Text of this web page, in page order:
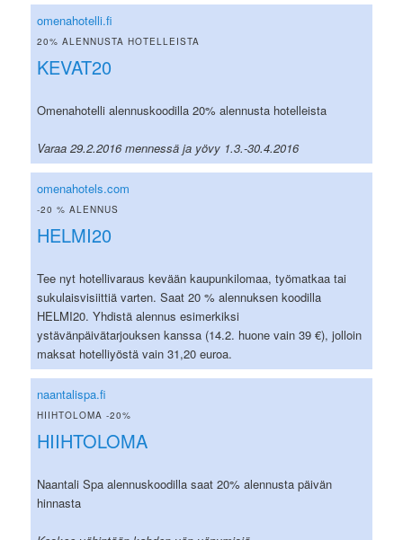
omenahotelli.fi
20% ALENNUSTA HOTELLEISTA
KEVAT20
Omenahotelli alennuskoodilla 20% alennusta hotelleista
Varaa 29.2.2016 mennessä ja yövy 1.3.-30.4.2016
omenahotels.com
-20 % ALENNUS
HELMI20
Tee nyt hotellivaraus kevään kaupunkilomaa, työmatkaa tai
sukulaisvisiittiä varten. Saat 20 % alennuksen koodilla
HELMI20. Yhdistä alennus esimerkiksi
ystävänpäivätarjouksen kanssa (14.2. huone vain 39 €), jolloin
maksat hotelliyöstä vain 31,20 euroa.
naantalispa.fi
HIIHTOLOMA -20%
HIIHTOLOMA
Naantali Spa alennuskoodilla saat 20% alennusta päivän
hinnasta